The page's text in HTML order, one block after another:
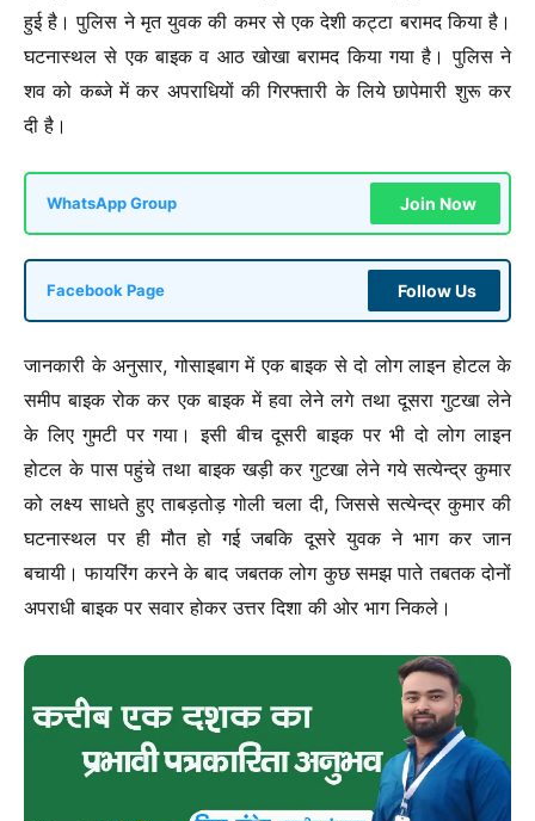
हुई है। पुलिस ने मृत युवक की कमर से एक देशी कट्टा बरामद किया है।
घटनास्थल से एक बाइक व आठ खोखा बरामद किया गया है। पुलिस ने
शव को कब्जे में कर अपराधियों की गिरफ्तारी के लिये छापेमारी शुरू कर
दी है।
WhatsApp Group Join Now
Facebook Page Follow Us
जानकारी के अनुसार, गोसाइबाग में एक बाइक से दो लोग लाइन होटल के
समीप बाइक रोक कर एक बाइक में हवा लेने लगे तथा दूसरा गुटखा लेने
के लिए गुमटी पर गया। इसी बीच दूसरी बाइक पर भी दो लोग लाइन
होटल के पास पहुंचे तथा बाइक खड़ी कर गुटखा लेने गये सत्येन्द्र कुमार
को लक्ष्य साधते हुए ताबड़तोड़ गोली चला दी, जिससे सत्येन्द्र कुमार की
घटनास्थल पर ही मौत हो गई जबकि दूसरे युवक ने भाग कर जान
बचायी। फायरिंग करने के बाद जबतक लोग कुछ समझ पाते तबतक दोनों
अपराधी बाइक पर सवार होकर उत्तर दिशा की ओर भाग निकले।